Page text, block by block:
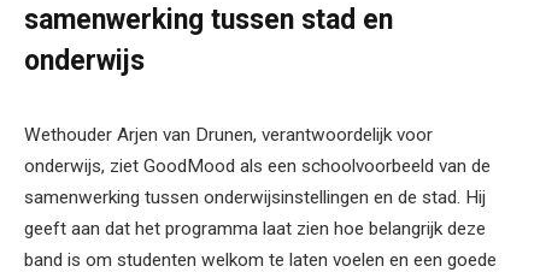
samenwerking tussen stad en
onderwijs
Wethouder Arjen van Drunen, verantwoordelijk voor
onderwijs, ziet GoodMood als een schoolvoorbeeld van de
samenwerking tussen onderwijsinstellingen en de stad. Hij
geeft aan dat het programma laat zien hoe belangrijk deze
band is om studenten welkom te laten voelen en een goede